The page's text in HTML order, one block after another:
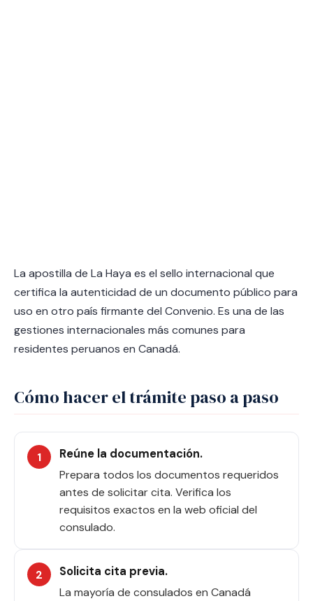
La apostilla de La Haya es el sello internacional que
certifica la autenticidad de un documento público para
uso en otro país firmante del Convenio. Es una de las
gestiones internacionales más comunes para
residentes peruanos en Canadá.
Cómo hacer el trámite paso a paso
Reúne la documentación.
Prepara todos los documentos requeridos
antes de solicitar cita. Verifica los
requisitos exactos en la web oficial del
consulado.
Solicita cita previa.
La mayoría de consulados en Canadá